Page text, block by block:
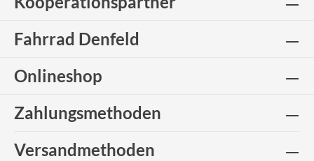
Fahrrad Denfeld
Onlineshop
Zahlungsmethoden
Versandmethoden